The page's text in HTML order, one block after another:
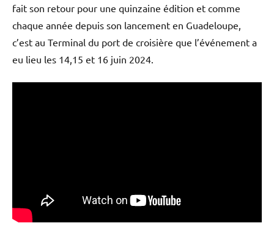
fait son retour pour une quinzaine édition et comme
chaque année depuis son lancement en Guadeloupe,
c’est au Terminal du port de croisière que l’événement a
eu lieu les 14,15 et 16 juin 2024.